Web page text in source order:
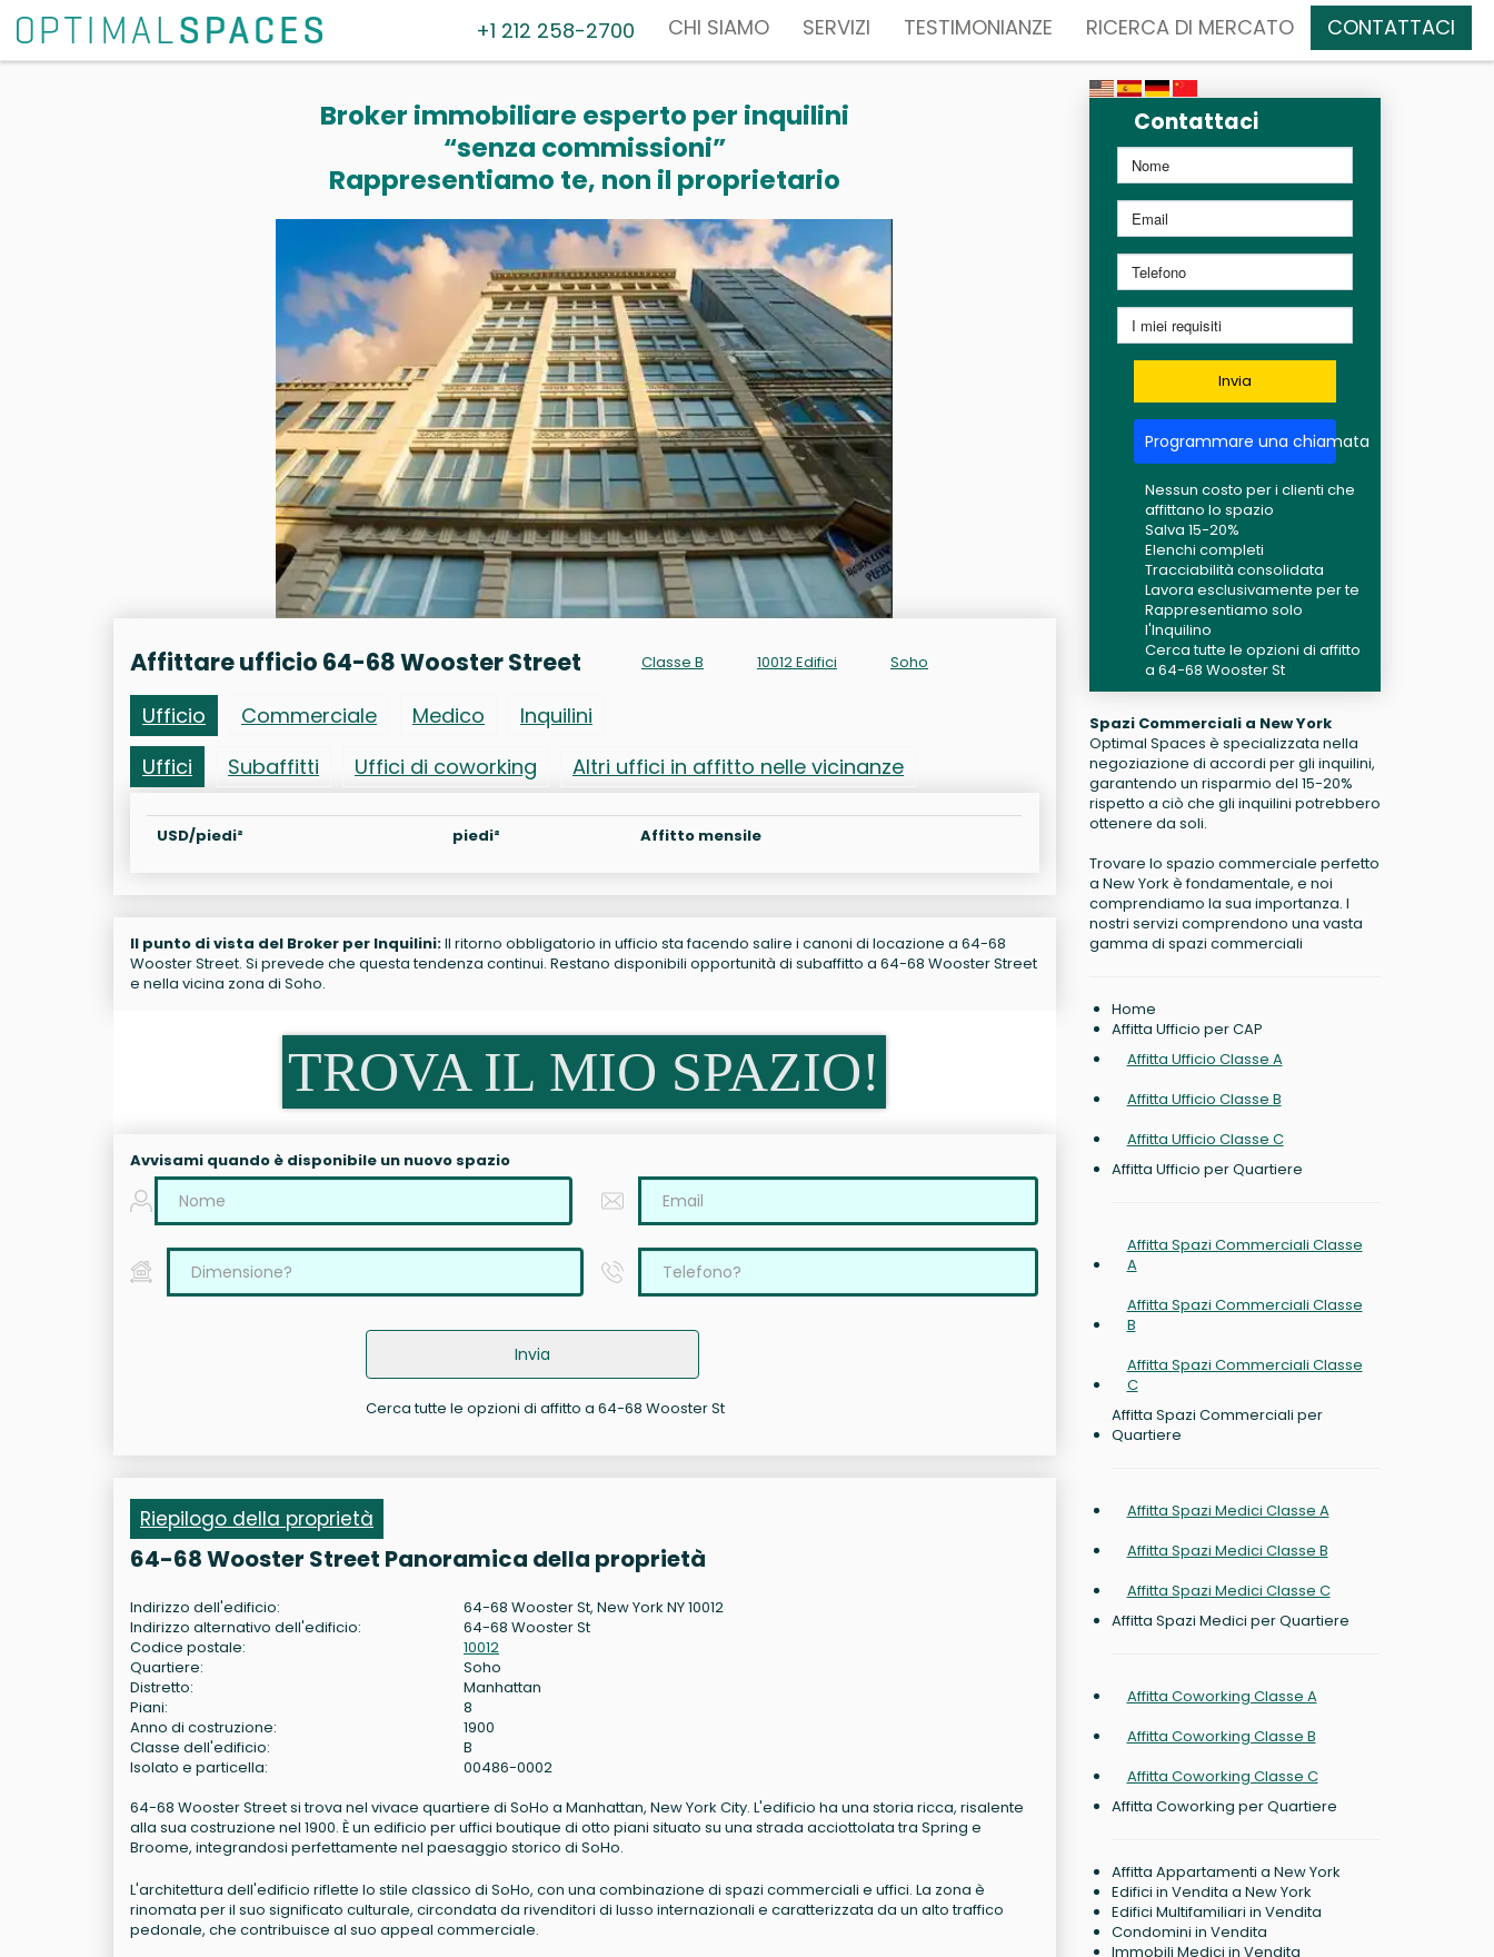
+1 212 258-2700 CHI SIAMO SERVIZI TESTIMONIANZE RICERCA DI MERCATO CONTATTACI
Broker immobiliare esperto per inquilini
“senza commissioni”
Rappresentiamo te, non il proprietario
Affittare ufficio 64-68 Wooster Street Classe B 10012 Edifici Soho
Ufficio Commerciale Medico
Inquilini
Uffici
Subaffitti Uffici di coworking Altri uffici in affitto nelle vicinanze
USD/piedi² piedi² Affitto mensile
Il punto di vista del Broker per Inquilini:Il ritorno obbligatorio in ufficio sta facendo salire i canoni di locazione a 64-68
Wooster Street. Si prevede che questa tendenza continui. Restano disponibili opportunità di subaffitto a 64-68 Wooster Street
e nella vicina zona di Soho.
TROVA IL MIO SPAZIO!
Avvisami quando è disponibile un nuovo spazio
Invia
Cerca tutte le opzioni di affitto a 64-68 Wooster St
Riepilogo della proprietà
64-68 Wooster Street Panoramica della proprietà
Indirizzo dell'edificio:
64-68 Wooster St, New York NY 10012
Indirizzo alternativo dell'edificio:
64-68 Wooster St
Codice postale:
10012
Quartiere:
Soho
Distretto:
Manhattan
Piani:
8
Anno di costruzione:
1900
Classe dell'edificio:
B
Isolato e particella:
00486-0002
64-68 Wooster Street si trova nel vivace quartiere di SoHo a Manhattan, New York City. L'edificio ha una storia ricca, risalente
alla sua costruzione nel 1900. È un edificio per uffici boutique di otto piani situato su una strada acciottolata tra Spring e
Broome, integrandosi perfettamente nel paesaggio storico di SoHo.
L'architettura dell'edificio riflette lo stile classico di SoHo, con una combinazione di spazi commerciali e uffici. La zona è
rinomata per il suo significato culturale, circondata da rivenditori di lusso internazionali e caratterizzata da un alto traffico
pedonale, che contribuisce al suo appeal commerciale.
Contattaci
Invia
Programmare una chiamata
Nessun costo per i clienti che
affittano lo spazio
Salva 15-20%
Elenchi completi
Tracciabilità consolidata
Lavora esclusivamente per te
Rappresentiamo solo
l'Inquilino
Cerca tutte le opzioni di affitto
a 64-68 Wooster St
Spazi Commerciali a New York
Optimal Spaces è specializzata nella
negoziazione di accordi per gli inquilini,
garantendo un risparmio del 15-20%
rispetto a ciò che gli inquilini potrebbero
ottenere da soli.
Trovare lo spazio commerciale perfetto
a New York è fondamentale, e noi
comprendiamo la sua importanza. I
nostri servizi comprendono una vasta
gamma di spazi commerciali
Home
Affitta Ufficio per CAP
Affitta Ufficio Classe A
Affitta Ufficio Classe B
Affitta Ufficio Classe C
Affitta Ufficio per Quartiere
Affitta Spazi Commerciali Classe
A
Affitta Spazi Commerciali Classe
B
Affitta Spazi Commerciali Classe
C
Affitta Spazi Commerciali per
Quartiere
Affitta Spazi Medici Classe A
Affitta Spazi Medici Classe B
Affitta Spazi Medici Classe C
Affitta Spazi Medici per Quartiere
Affitta Coworking Classe A
Affitta Coworking Classe B
Affitta Coworking Classe C
Affitta Coworking per Quartiere
Affitta Appartamenti a New York
Edifici in Vendita a New York
Edifici Multifamiliari in Vendita
Condomini in Vendita
Immobili Medici in Vendita